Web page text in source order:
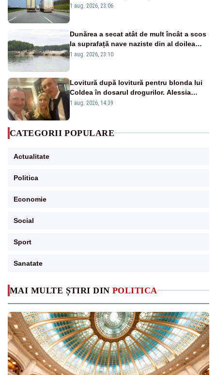
MAI MULTE ȘTIRI DIN POLITICA
județe
1 aug. 2026, 23:06
Dunărea a secat atât de mult încât a scos
la suprafață nave naziste din al doilea
război mondial
1 aug. 2026, 23:10
Lovitură după lovitură pentru blonda lui
Coldea în dosarul drogurilor. Alessia
Păcuraru explică decizia magistraților
1 aug. 2026, 14:39
CATEGORII POPULARE
Actualitate
Politica
Economie
Social
Sport
Sanatate